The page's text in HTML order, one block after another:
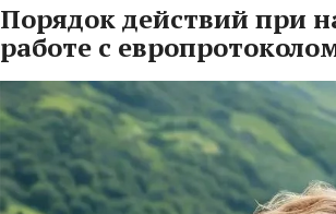
Порядок действий при
работе с